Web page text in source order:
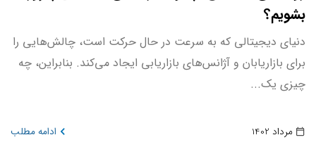
بشویم؟
دنیای دیجیتالی که به سرعت در حال حرکت است، چالش‌هایی را
برای بازاریابان و آژانس‌های بازاریابی ایجاد می‌کند. بنابراین، چه
چیزی یک...
مرداد 1402 ادامه مطلب